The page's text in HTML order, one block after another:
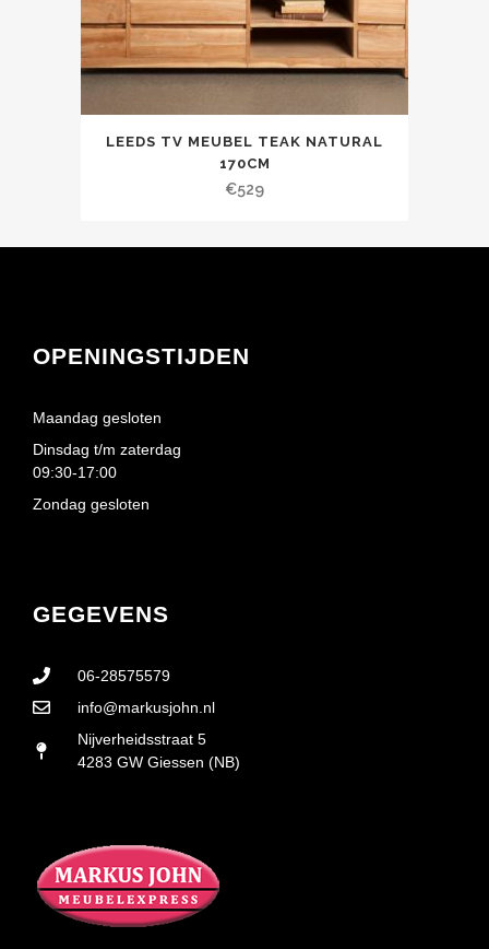
LEEDS TV MEUBEL TEAK NATURAL
170CM
€529
GEGEVENS
06-28575579
info@markusjohn.nl
Nijverheidsstraat 5
4283 GW Giessen (NB)
OPENINGSTIJDEN
Maandag gesloten
Dinsdag t/m zaterdag
09:30-17:00
Zondag gesloten